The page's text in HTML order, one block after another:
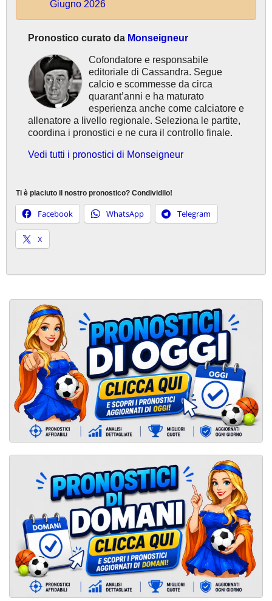
Giugno 2026
Pronostico curato da Monseigneur
Cofondatore e responsabile
editoriale di Cassandra. Segue
calcio e scommesse da circa
quarant’anni e ha maturato
esperienza anche come calciatore e
allenatore a livello regionale. Seleziona le partite,
coordina i pronostici e ne cura il controllo finale.
Vedi tutti i pronostici di Monseigneur
Ti è piaciuto il nostro pronostico? Condividilo!
Facebook WhatsApp Telegram
X